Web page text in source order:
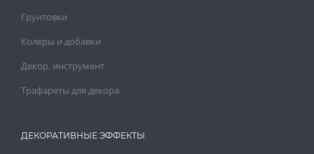
Грунтовки
Колеры и добавки
Декор. инструмент
Трафареты для декора
ДЕКОРАТИВНЫЕ ЭФФЕКТЫ